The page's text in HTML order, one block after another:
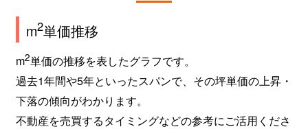
m2単価推移
m2単価の推移を表したグラフです。
過去1年間や5年といったスパンで、その坪単価の上昇・
下落の傾向がわかります。
不動産を売買するタイミングなどの参考にご活用くださ